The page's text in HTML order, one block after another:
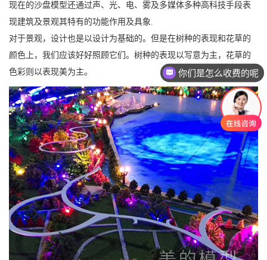
现在的沙盘模型还通过声、光、电、雾及多媒体多种高科技手段表
现建筑及景观其特有的功能作用及具象.
对于景观，设计也是以设计为基础的。但是在树种的表现和花草的
颜色上，我们应该好好照顾它们。树种的表现以写意为主，花草的
色彩则以表现美为主。
你们是怎么收费的呢